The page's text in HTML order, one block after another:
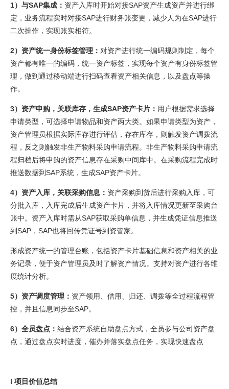
1） 与SAP集成： 资产入库时开始对接SAP资产生成资产并进行绑
定，业务流程实时对接SAP进行财务账变更，减少人为在SAP进行
二次操作，实现账实相符。
2） 资产统一身份标签管理： 对资产进行统一编码规则制定，每个
资产都有唯一的编码，统一资产标签，实现每个资产有身份标签管
理，做到通过移动端进行扫码查看资产相关信息，以及盘点等操
作。
3） 资产申购，关联库存，生成SAP资产卡片： 用户根据需求选择
申请类型，可选择申请物品和资产两大类。如果申请类型为资产，
资产管理员根据实际库存进行评估，存在库存，则触发资产调拨流
程，反之则触发非生产物料采购申请流程。非生产物料采购申请流
程归档后将申购的资产信息存在采购中间库中。在采购流程完成时
推送数据到SAP系统，生成SAP资产卡片。
4） 资产入库，关联采购信息： 资产采购到货后进行采购入库，可
分批入库，入库完成后生成资产卡片，并将入库情况更新至采购台
账中。资产入库时需从SAP获取采购单信息，并生成凭证信息推送
到SAP，SAP也将回传凭证号到资管家。
形成资产统一的管理台账，包括资产卡片基础信息和资产相关的业
务记录，便于资产管理员及时了解资产情况。支持对资产进行各维
度统计分析。
5）资产调度管理： 资产领用、借用、归还、调拨等全过程流程管
控，并且信息同步至SAP。
6）全员盘点： 结合资产系统自助盘点方式，全员参与公司资产盘
点，通过盘点实时进度，催办并落实盘点任务，实现快速盘点
l 项目价值总结